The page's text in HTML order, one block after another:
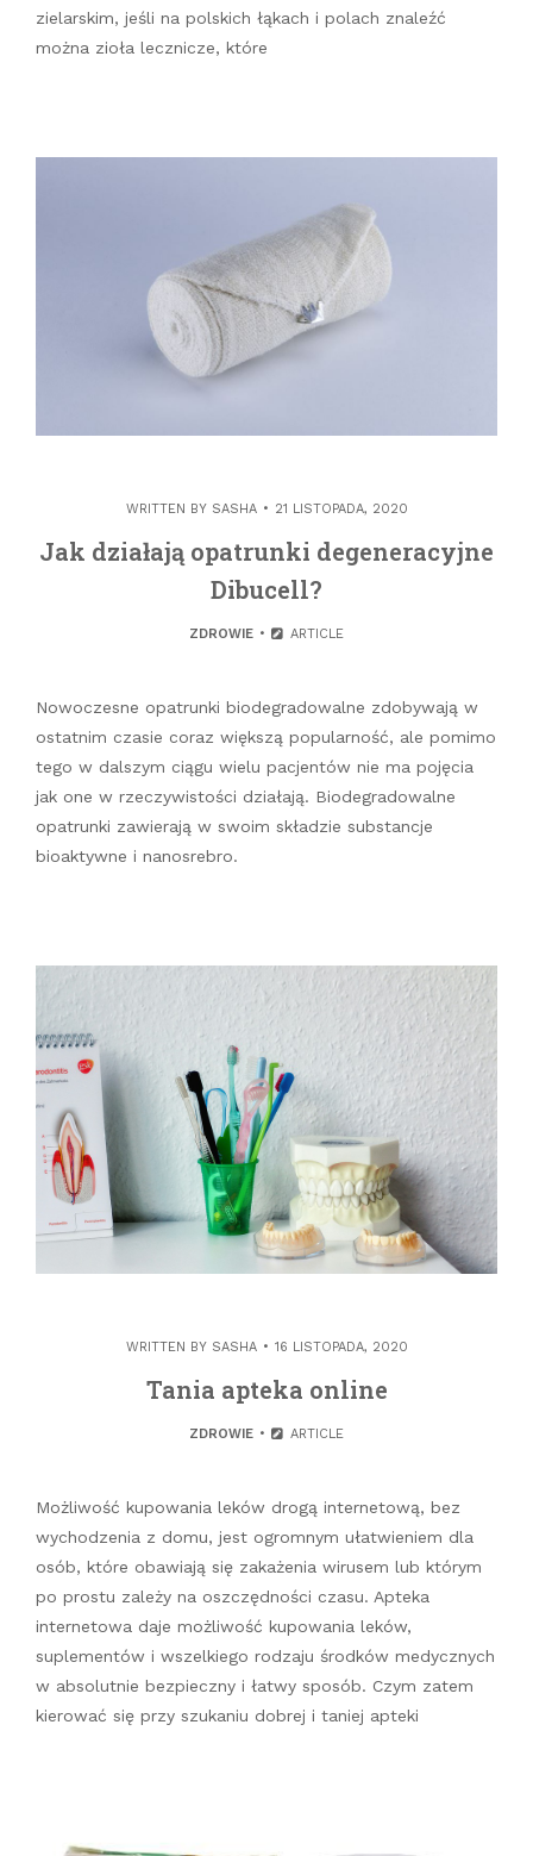
zielarskim, jeśli na polskich łąkach i polach znaleźć
można zioła lecznicze, które
WRITTEN BY SASHA 21 LISTOPADA, 2020
Jak działają opatrunki degeneracyjne
Dibucell?
ZDROWIE ARTICLE
Nowoczesne opatrunki biodegradowalne zdobywają w
ostatnim czasie coraz większą popularność, ale pomimo
tego w dalszym ciągu wielu pacjentów nie ma pojęcia
jak one w rzeczywistości działają. Biodegradowalne
opatrunki zawierają w swoim składzie substancje
bioaktywne i nanosrebro.
WRITTEN BY SASHA 16 LISTOPADA, 2020
Tania apteka online
ZDROWIE ARTICLE
Możliwość kupowania leków drogą internetową, bez
wychodzenia z domu, jest ogromnym ułatwieniem dla
osób, które obawiają się zakażenia wirusem lub którym
po prostu zależy na oszczędności czasu. Apteka
internetowa daje możliwość kupowania leków,
suplementów i wszelkiego rodzaju środków medycznych
w absolutnie bezpieczny i łatwy sposób. Czym zatem
kierować się przy szukaniu dobrej i taniej apteki